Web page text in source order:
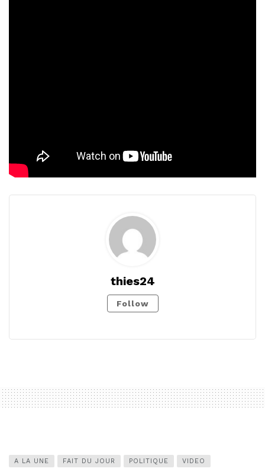
thies24
Follow
A LA UNE FAIT DU JOUR POLITIQUE VIDEO